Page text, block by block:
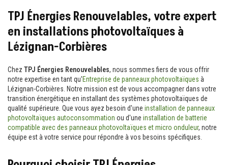
TPJ Énergies Renouvelables, votre expert
en installations photovoltaïques à
Lézignan-Corbières
Chez TPJ Énergies Renouvelables, nous sommes fiers de vous offrir
notre expertise en tant qu'Entreprise de panneaux photovoltaïques à
Lézignan-Corbières. Notre mission est de vous accompagner dans votre
transition énergétique en installant des systèmes photovoltaïques de
qualité supérieure. Que vous ayez besoin d'une installation de panneaux
photovoltaïques autoconsommation ou d'une installation de batterie
compatible avec des panneaux photovoltaïques et micro onduleur, notre
équipe est à votre service pour répondre à vos besoins spécifiques.